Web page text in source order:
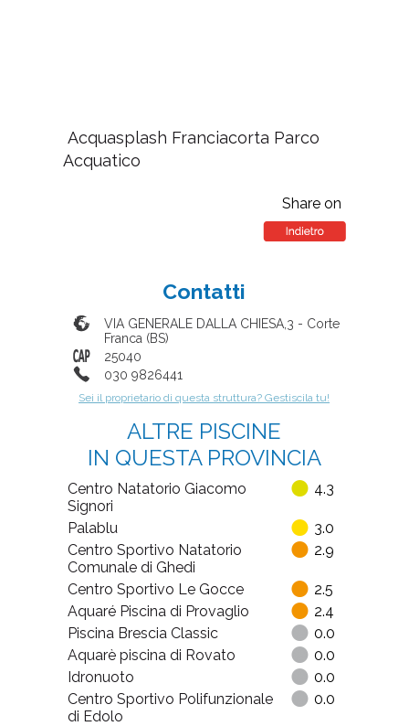
Acquasplash Franciacorta Parco
Acquatico
Share on
Contatti
VIA GENERALE DALLA CHIESA,3 - Corte
Franca (BS)
25040
030 9826441
Sei il proprietario di questa struttura? Gestiscila tu!
ALTRE PISCINE
IN QUESTA PROVINCIA
Centro Natatorio Giacomo
Signori
4.3
Palablu
3.0
Centro Sportivo Natatorio
Comunale di Ghedi
2.9
Centro Sportivo Le Gocce
2.5
Aquaré Piscina di Provaglio
2.4
Piscina Brescia Classic
0.0
Aquarè piscina di Rovato
0.0
Idronuoto
0.0
Centro Sportivo Polifunzionale
di Edolo
0.0